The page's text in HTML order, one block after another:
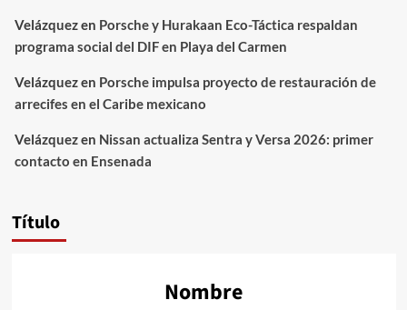
Velázquezen Porsche y Hurakaan Eco-Táctica respaldan
programa social del DIF en Playa del Carmen
Velázquezen Porsche impulsa proyecto de restauración de
arrecifes en el Caribe mexicano
Velázquezen Nissan actualiza Sentra y Versa 2026: primer
contacto en Ensenada
Título
Nombre